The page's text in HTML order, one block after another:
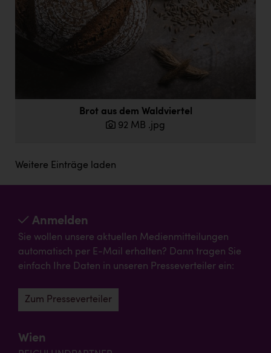
Brot aus dem Waldviertel
92 MB .jpg
Weitere Einträge laden
Anmelden
Sie wollen unsere aktuellen Medienmitteilungen
automatisch per E-Mail erhalten? Dann tragen Sie
einfach Ihre Daten in unseren Presseverteiler ein:
Zum Presseverteiler
Wien